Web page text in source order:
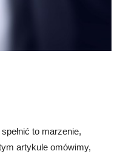
to marzenie,
artykule omówimy,